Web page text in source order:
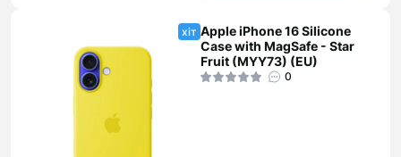
хіт Apple iPhone 16 Silicone
Case with MagSafe - Star
Fruit (MYY73) (EU)
0